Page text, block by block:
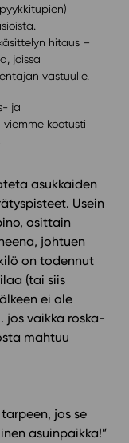
hitaus –
joissa
vastuulle.
ja
kootusti
asukkaiden
Usein
osittain
johtuen
on todennut
(tai siis
ei ole
jos vaikka roska-
mahtuu
jos se
asuinpaikka!”